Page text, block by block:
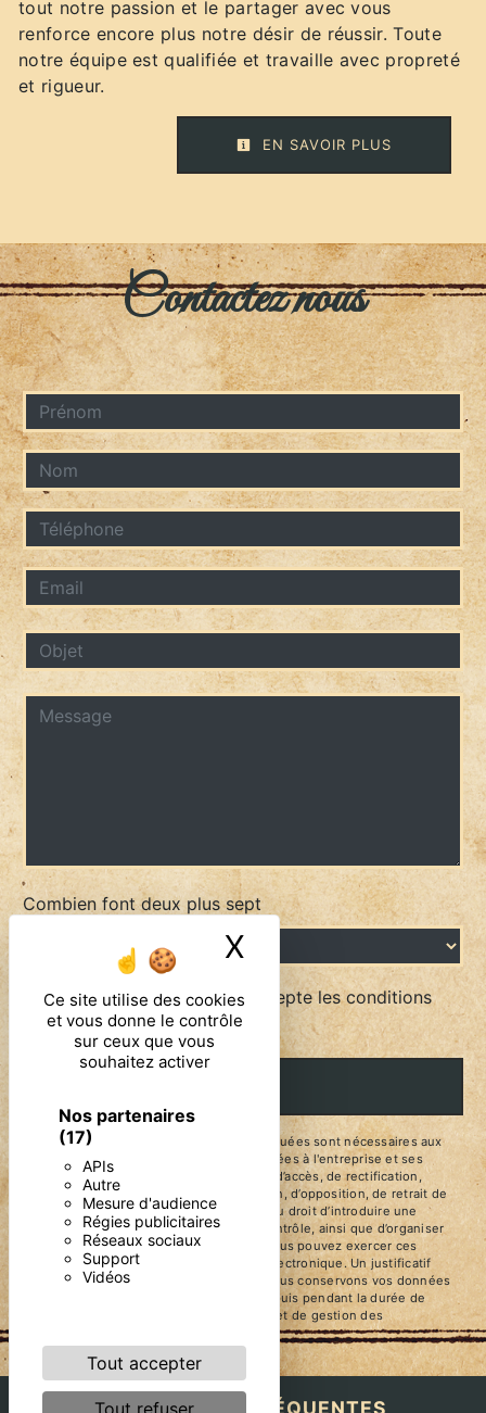
Ce site utilise des cookies
et vous donne le contrôle
sur ceux que vous
souhaitez activer
Nos partenaires
(17)
APIs
Autre
Mesure d'audience
Régies publicitaires
Réseaux sociaux
Support
Vidéos
Tout accepter
Tout refuser
X Masquer le
tout notre passion et le partager avec vous
renforce encore plus notre désir de réussir. Toute
notre équipe est qualifiée et travaille avec propreté
et rigueur.
EN SAVOIR PLUS
Contactez nous
Combien font deux plus sept
En cochant cette case, j'accepte les conditions
particulières ci-dessous **
** Les données personnelles communiquées sont nécessaires aux
fins de vous contacter. Elles sont destinées à l'entreprise et ses
sous-traitants. Vous disposez de droits d’accès, de rectification,
d’effacement, de portabilité, de limitation, d’opposition, de retrait de
votre consentement à tout moment et du droit d’introduire une
réclamation auprès d’une autorité de contrôle, ainsi que d’organiser
le sort de vos données post-mortem. Vous pouvez exercer ces
droits par voie postale ou par courrier électronique. Un justificatif
d'identité pourra vous être demandé. Nous conservons vos données
pendant la période de prise de contact puis pendant la durée de
prescription légale aux fins probatoires et de gestion des
RECHERCHES FRÉQUENTES